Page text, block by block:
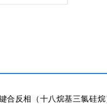
合反相（十八烷基三氯硅